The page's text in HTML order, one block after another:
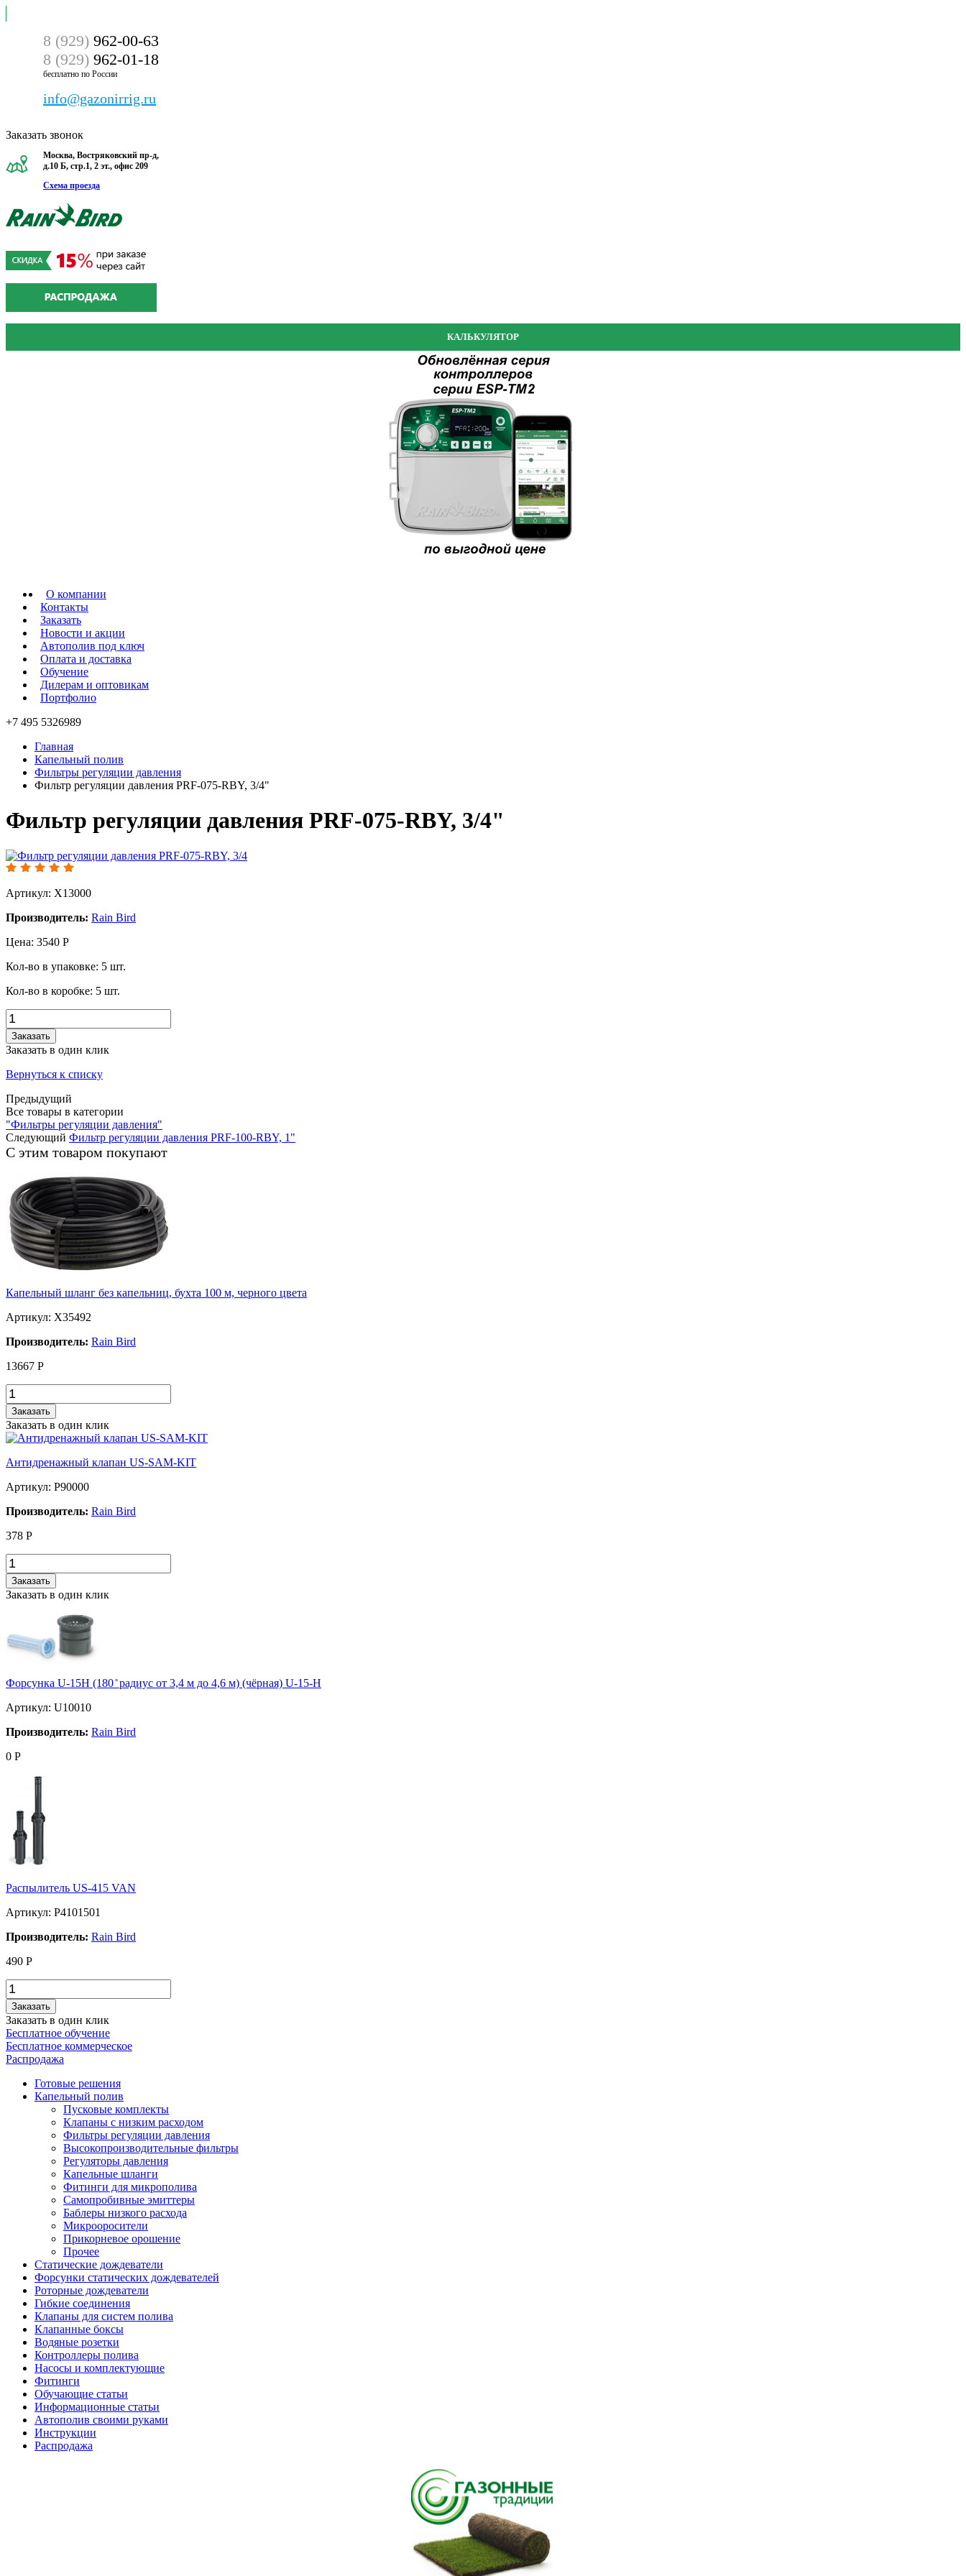
8 (929) 962-00-63
8 (929) 962-01-18
бесплатно по России
info@gazonirrig.ru
Заказать звонок
Москва, Востряковский пр-д,
д.10 Б, стр.1, 2 эт., офис 209
Схема проезда
КАЛЬКУЛЯТОР
О компании
Контакты
Заказать
Новости и акции
Автополив под ключ
Оплата и доставка
Обучение
Дилерам и оптовикам
Портфолио
+7 495 5326989
Главная
Капельный полив
Фильтры регуляции давления
Фильтр регуляции давления PRF-075-RBY, 3/4"
Фильтр регуляции давления PRF-075-RBY, 3/4"
Артикул: X13000
Производитель: Rain Bird
Цена: 3540 Р
Кол-во в упаковке: 5 шт.
Кол-во в коробке: 5 шт.
Заказать
Заказать в один клик
Вернуться к списку
Предыдущий
Все товары в категории
"Фильтры регуляции давления"
Следующий Фильтр регуляции давления PRF-100-RBY, 1"
С этим товаром покупают
Капельный шланг без капельниц, бухта 100 м, черного цвета
Артикул: X35492
Производитель: Rain Bird
13667 Р
Заказать
Заказать в один клик
Антидренажный клапан US-SAM-KIT
Артикул: P90000
Производитель: Rain Bird
378 Р
Заказать
Заказать в один клик
Форсунка U-15Н (180 ̊ радиус от 3,4 м до 4,6 м) (чёрная) U-15-Н
Артикул: U10010
Производитель: Rain Bird
0 Р
Распылитель US-415 VAN
Артикул: P4101501
Производитель: Rain Bird
490 Р
Заказать
Заказать в один клик
Бесплатное обучение
Бесплатное коммерческое
Распродажа
Готовые решения
Капельный полив
Пусковые комплекты
Клапаны с низким расходом
Фильтры регуляции давления
Высокопроизводительные фильтры
Регуляторы давления
Капельные шланги
Фитинги для микрополива
Самопробивные эмиттеры
Баблеры низкого расхода
Микрооросители
Прикорневое орошение
Прочее
Статические дождеватели
Форсунки статических дождевателей
Роторные дождеватели
Гибкие соединения
Клапаны для систем полива
Клапанные боксы
Водяные розетки
Контроллеры полива
Насосы и комплектующие
Фитинги
Обучающие статьи
Информационные статьи
Автополив своими руками
Инструкции
Распродажа